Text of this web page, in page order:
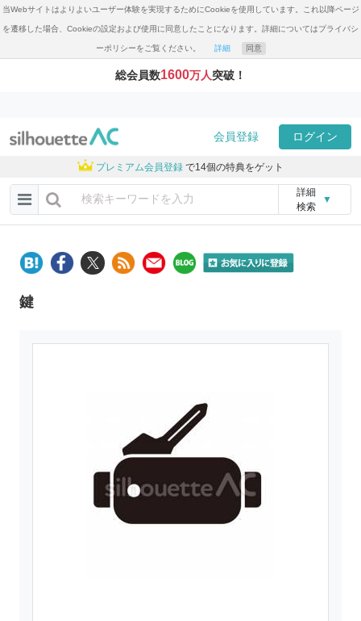
当Webサイトはよりよいユーザー体験を実現するためにCookieを使用しています。これ以降ページ
を遷移した場合、Cookieの設定および使用に同意したことになります。詳細についてはプライバシ
ーポリシーをご覧ください。 詳細 同意
総会員数1600万人突破！
会員登録 ログイン
プレミアム会員登録 で14個の特典をゲット
詳細
検索
▼
鍵